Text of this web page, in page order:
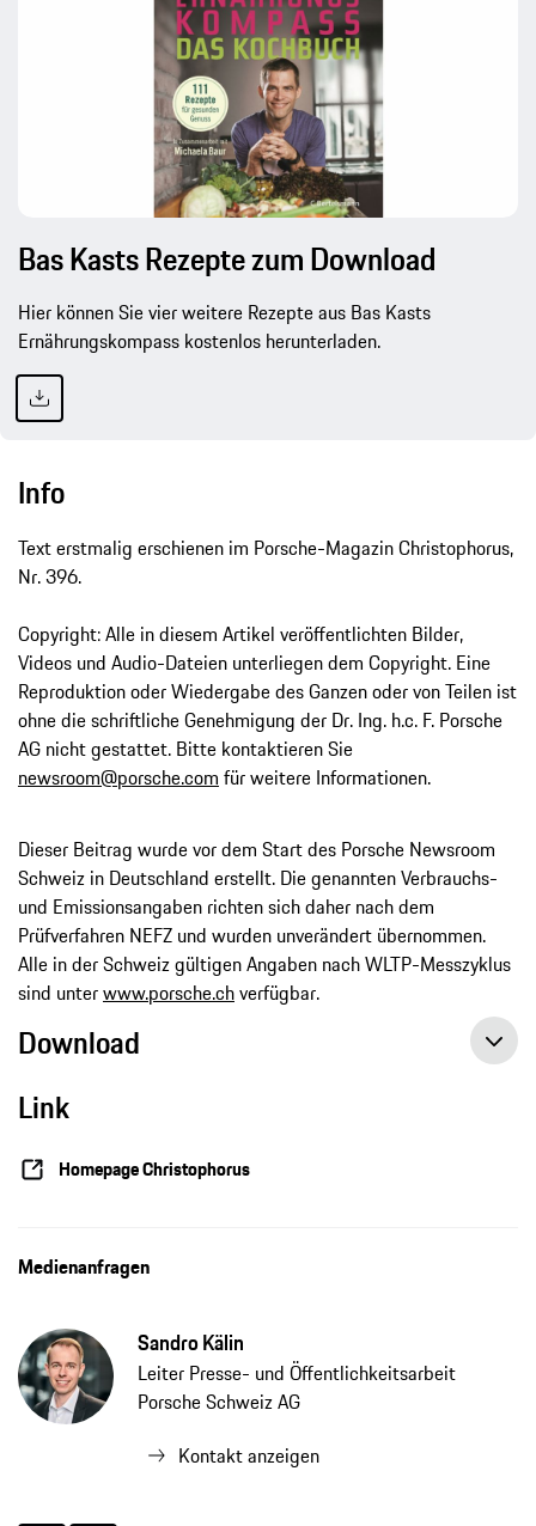
Bas Kasts Rezepte zum Download
Hier können Sie vier weitere Rezepte aus Bas Kasts
Ernährungskompass kostenlos herunterladen.
Info
Text erstmalig erschienen im Porsche-Magazin Christophorus,
Nr. 396.
Copyright: Alle in diesem Artikel veröffentlichten Bilder,
Videos und Audio-Dateien unterliegen dem Copyright. Eine
Reproduktion oder Wiedergabe des Ganzen oder von Teilen ist
ohne die schriftliche Genehmigung der Dr. Ing. h.c. F. Porsche
AG nicht gestattet. Bitte kontaktieren Sie
newsroom@porsche.com für weitere Informationen.
Dieser Beitrag wurde vor dem Start des Porsche Newsroom
Schweiz in Deutschland erstellt. Die genannten Verbrauchs-
und Emissionsangaben richten sich daher nach dem
Prüfverfahren NEFZ und wurden unverändert übernommen.
Alle in der Schweiz gültigen Angaben nach WLTP-Messzyklus
sind unterwww.porsche.chverfügbar.
Download
Link
Homepage Christophorus
Medienanfragen
Sandro Kälin
Leiter Presse- und Öffentlichkeitsarbeit
Porsche Schweiz AG
Kontakt anzeigen